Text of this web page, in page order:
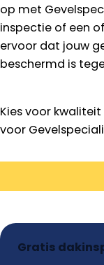
op met
inspectie of een
ervoor dat jouw
beschermd is
Kies voor
voor
Gratis